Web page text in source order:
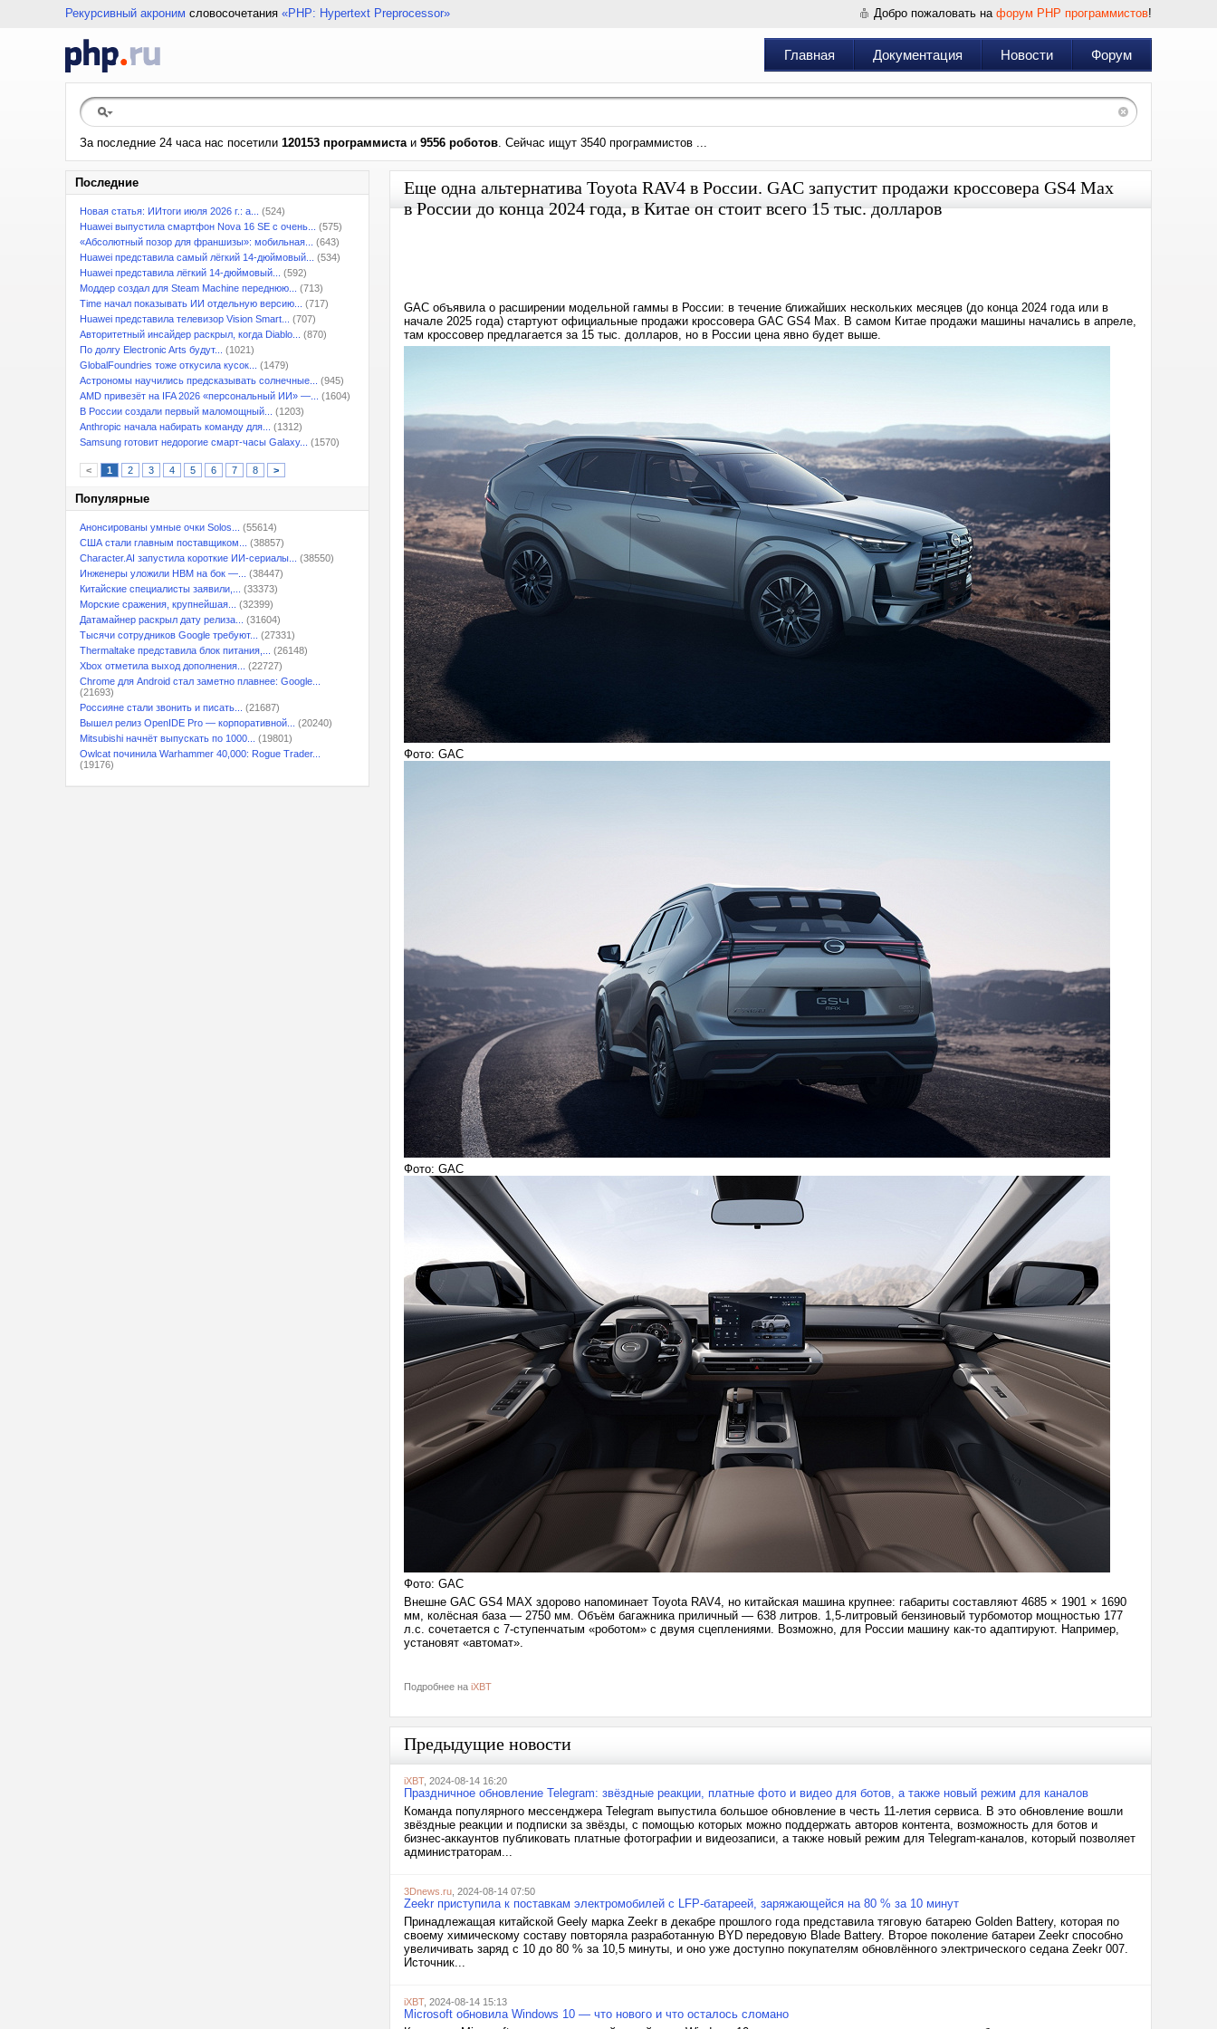
Рекурсивный акроним словосочетания «PHP: Hypertext Preprocessor» Добро пожаловать на форум PHP программистов!
Главная Документация Новости Форум
За последние 24 часа нас посетили 120153 программистаи 9556 роботов. Сейчас ищут 3540 программистов ...
Последние
Новая статья: ИИтоги июля 2026 г.: а...
(524)
Huawei выпустила смартфон Nova 16 SE с очень...
(575)
«Абсолютный позор для франшизы»: мобильная...
(643)
Huawei представила самый лёгкий 14-дюймовый...
(534)
Huawei представила лёгкий 14-дюймовый...
(592)
Моддер создал для Steam Machine переднюю...
(713)
Time начал показывать ИИ отдельную версию...
(717)
Huawei представила телевизор Vision Smart...
(707)
Авторитетный инсайдер раскрыл, когда Diablo...
(870)
По долгу Electronic Arts будут...
(1021)
GlobalFoundries тоже откусила кусок...
(1479)
Астрономы научились предсказывать солнечные...
(945)
AMD привезёт на IFA 2026 «персональный ИИ» —...
(1604)
В России создали первый маломощный...
(1203)
Anthropic начала набирать команду для...
(1312)
Samsung готовит недорогие смарт-часы Galaxy...
(1570)
< 1 2 3 4 5 6 7 8 >
Популярные
Анонсированы умные очки Solos...
(55614)
США стали главным поставщиком...
(38857)
Character.AI запустила короткие ИИ-сериалы...
(38550)
Инженеры уложили HBM на бок —...
(38447)
Китайские специалисты заявили,...
(33373)
Морские сражения, крупнейшая...
(32399)
Датамайнер раскрыл дату релиза...
(31604)
Тысячи сотрудников Google требуют...
(27331)
Thermaltake представила блок питания,...
(26148)
Xbox отметила выход дополнения...
(22727)
Chrome для Android стал заметно плавнее: Google...
(21693)
Россияне стали звонить и писать...
(21687)
Вышел релиз OpenIDE Pro — корпоративной...
(20240)
Mitsubishi начнёт выпускать по 1000...
(19801)
Owlcat починила Warhammer 40,000: Rogue Trader...
(19176)
Еще одна альтернатива Toyota RAV4 в России. GAC запустит продажи кроссовера GS4 Max
в России до конца 2024 года, в Китае он стоит всего 15 тыс. долларов
GAC объявила о расширении модельной гаммы в России: в течение ближайших нескольких месяцев (до конца 2024 года или в
начале 2025 года) стартуют официальные продажи кроссовера GAC GS4 Max. В самом Китае продажи машины начались в апреле,
там кроссовер предлагается за 15 тыс. долларов, но в России цена явно будет выше.
Фото: GAC
Фото: GAC
Фото: GAC
Внешне GAC GS4 MAX здорово напоминает Toyota RAV4, но китайская машина крупнее: габариты составляют 4685 × 1901 × 1690
мм, колёсная база — 2750 мм. Объём багажника приличный — 638 литров. 1,5-литровый бензиновый турбомотор мощностью 177
л.с. сочетается с 7-ступенчатым «роботом» с двумя сцеплениями. Возможно, для России машину как-то адаптируют. Например,
установят «автомат».
Подробнее на iXBT
Предыдущие новости
iXBT, 2024-08-14 16:20
Праздничное обновление Telegram: звёздные реакции, платные фото и видео для ботов, а также новый режим для каналов
Команда популярного мессенджера Telegram выпустила большое обновление в честь 11-летия сервиса. В это обновление вошли
звёздные реакции и подписки за звёзды, с помощью которых можно поддержать авторов контента, возможность для ботов и
бизнес-аккаунтов публиковать платные фотографии и видеозаписи, а также новый режим для Telegram-каналов, который позволяет
администраторам...
3Dnews.ru , 2024-08-14 07:50
Zeekr приступила к поставкам электромобилей с LFP-батареей, заряжающейся на 80 % за 10 минут
Принадлежащая китайской Geely марка Zeekr в декабре прошлого года представила тяговую батарею Golden Battery, которая по
своему химическому составу повторяла разработанную BYD передовую Blade Battery. Второе поколение батареи Zeekr способно
увеличивать заряд с 10 до 80 % за 10,5 минуты, и оно уже доступно покупателям обновлённого электрического седана Zeekr 007.
Источник...
iXBT, 2024-08-14 15:13
Microsoft обновила Windows 10 — что нового и что осталось сломано